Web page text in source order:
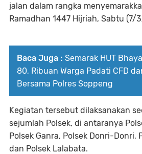
jalan dalam rangka
Ramadhan 1447 Hijriah, Sabtu (7/
Baca Juga : Semarak HUT
80, Ribuan Warga Padati CFD
Bersama Polres Soppeng
Kegiatan tersebut dilaksanakan
sejumlah Polsek, di antaranya
Polsek Ganra, Polsek Donri-Donri,
dan Polsek Lalabata.